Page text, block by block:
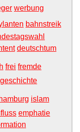
werbung
bahnstreik
deutschtum
frei fremde
geschichte
hamburg islam
emphatie